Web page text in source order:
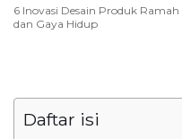
6 Inovasi Desain Produk
dan Gaya Hidup
Daftar isi